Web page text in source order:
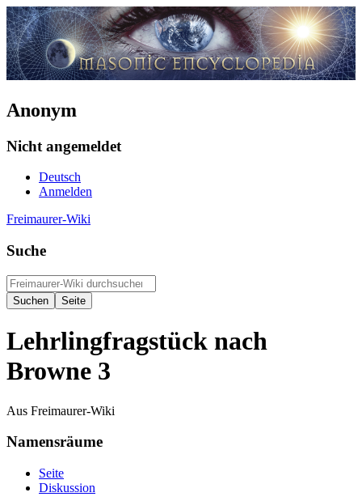
Anonym
Nicht angemeldet
Deutsch
Anmelden
Freimaurer-Wiki
Suche
Lehrlingfragstück nach
Browne 3
Aus Freimaurer-Wiki
Namensräume
Seite
Diskussion